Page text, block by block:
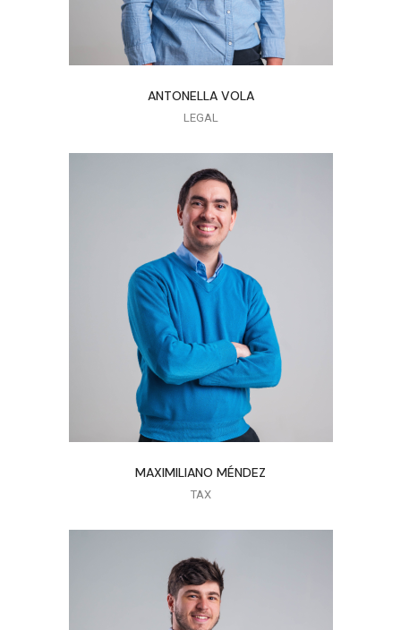
ANTONELLA VOLA
LEGAL
MAXIMILIANO MÉNDEZ
TAX